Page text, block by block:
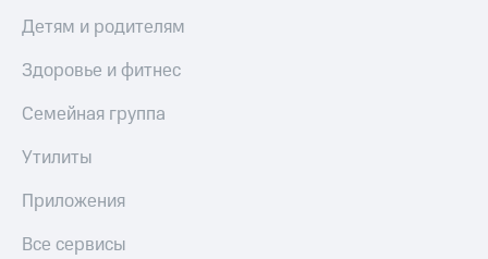
Детям и родителям
Здоровье и фитнес
Семейная группа
Утилиты
Приложения
Все сервисы